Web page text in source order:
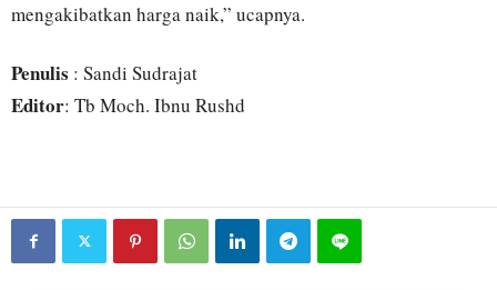
mengakibatkan harga naik,” ucapnya.
Penulis : Sandi Sudrajat
Editor: Tb Moch. Ibnu Rushd